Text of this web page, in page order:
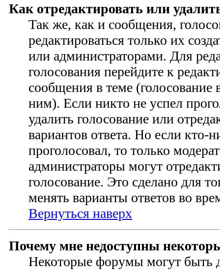
Как отредактировать или
Так же, как и сообщения,
редактироваться только их
или администраторами. Для
голосования перейдите к
сообщения в теме (голосование
ним). Если никто не успел
удалить голосование или
вариантов ответа. Но если кто-
проголосовал, то только
администраторы могут
голосование. Это сделано для
менять варианты ответов во
Вернуться наверх
Почему мне недоступны
Некоторые форумы могут быть